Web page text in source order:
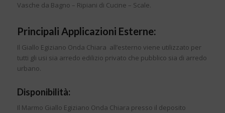
Vasche da Bagno – Ripiani di Cucine – Scale.
Principali Applicazioni Esterne:
Il Giallo Egiziano Onda Chiara all’esterno viene utilizzato per
tutti gli usi sia arredo edilizio privato che pubblico sia di arredo
urbano.
Disponibilità:
Il Marmo Giallo Egiziano Onda Chiara presso il deposito